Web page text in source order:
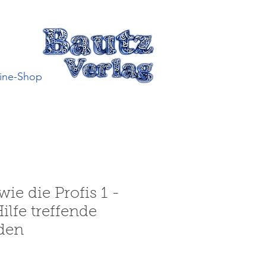
Shop
die Profis 1 -
treffende